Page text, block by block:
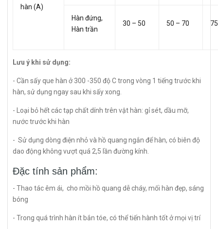
hàn (A)
Hàn đứng,
Hàn trần
30 – 50 50 – 70
Lưu ý khi sử dụng:
- Cần sấy que hàn ở 300 -350 độ C trong vòng 1 tiếng trước khi
hàn, sử dụng ngay sau khi sấy xong.
- Loại bỏ hết các tạp chất dính trên vật hàn: gỉ sét, dầu mỡ,
nước trước khi hàn
- Sử dụng dòng điện nhỏ và hồ quang ngắn để hàn, có biên độ
dao động không vượt quá 2,5 lần đường kính.
Đặc tính sản phẩm:
- Thao tác êm ái, cho mồi hồ quang dễ cháy, mối hàn đẹp, sáng
bóng
- Trong quá trình hàn ít bắn tóe, có thể tiến hành tốt ở mọi vị trí